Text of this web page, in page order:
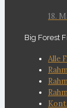
18.
Big Forest
Alle